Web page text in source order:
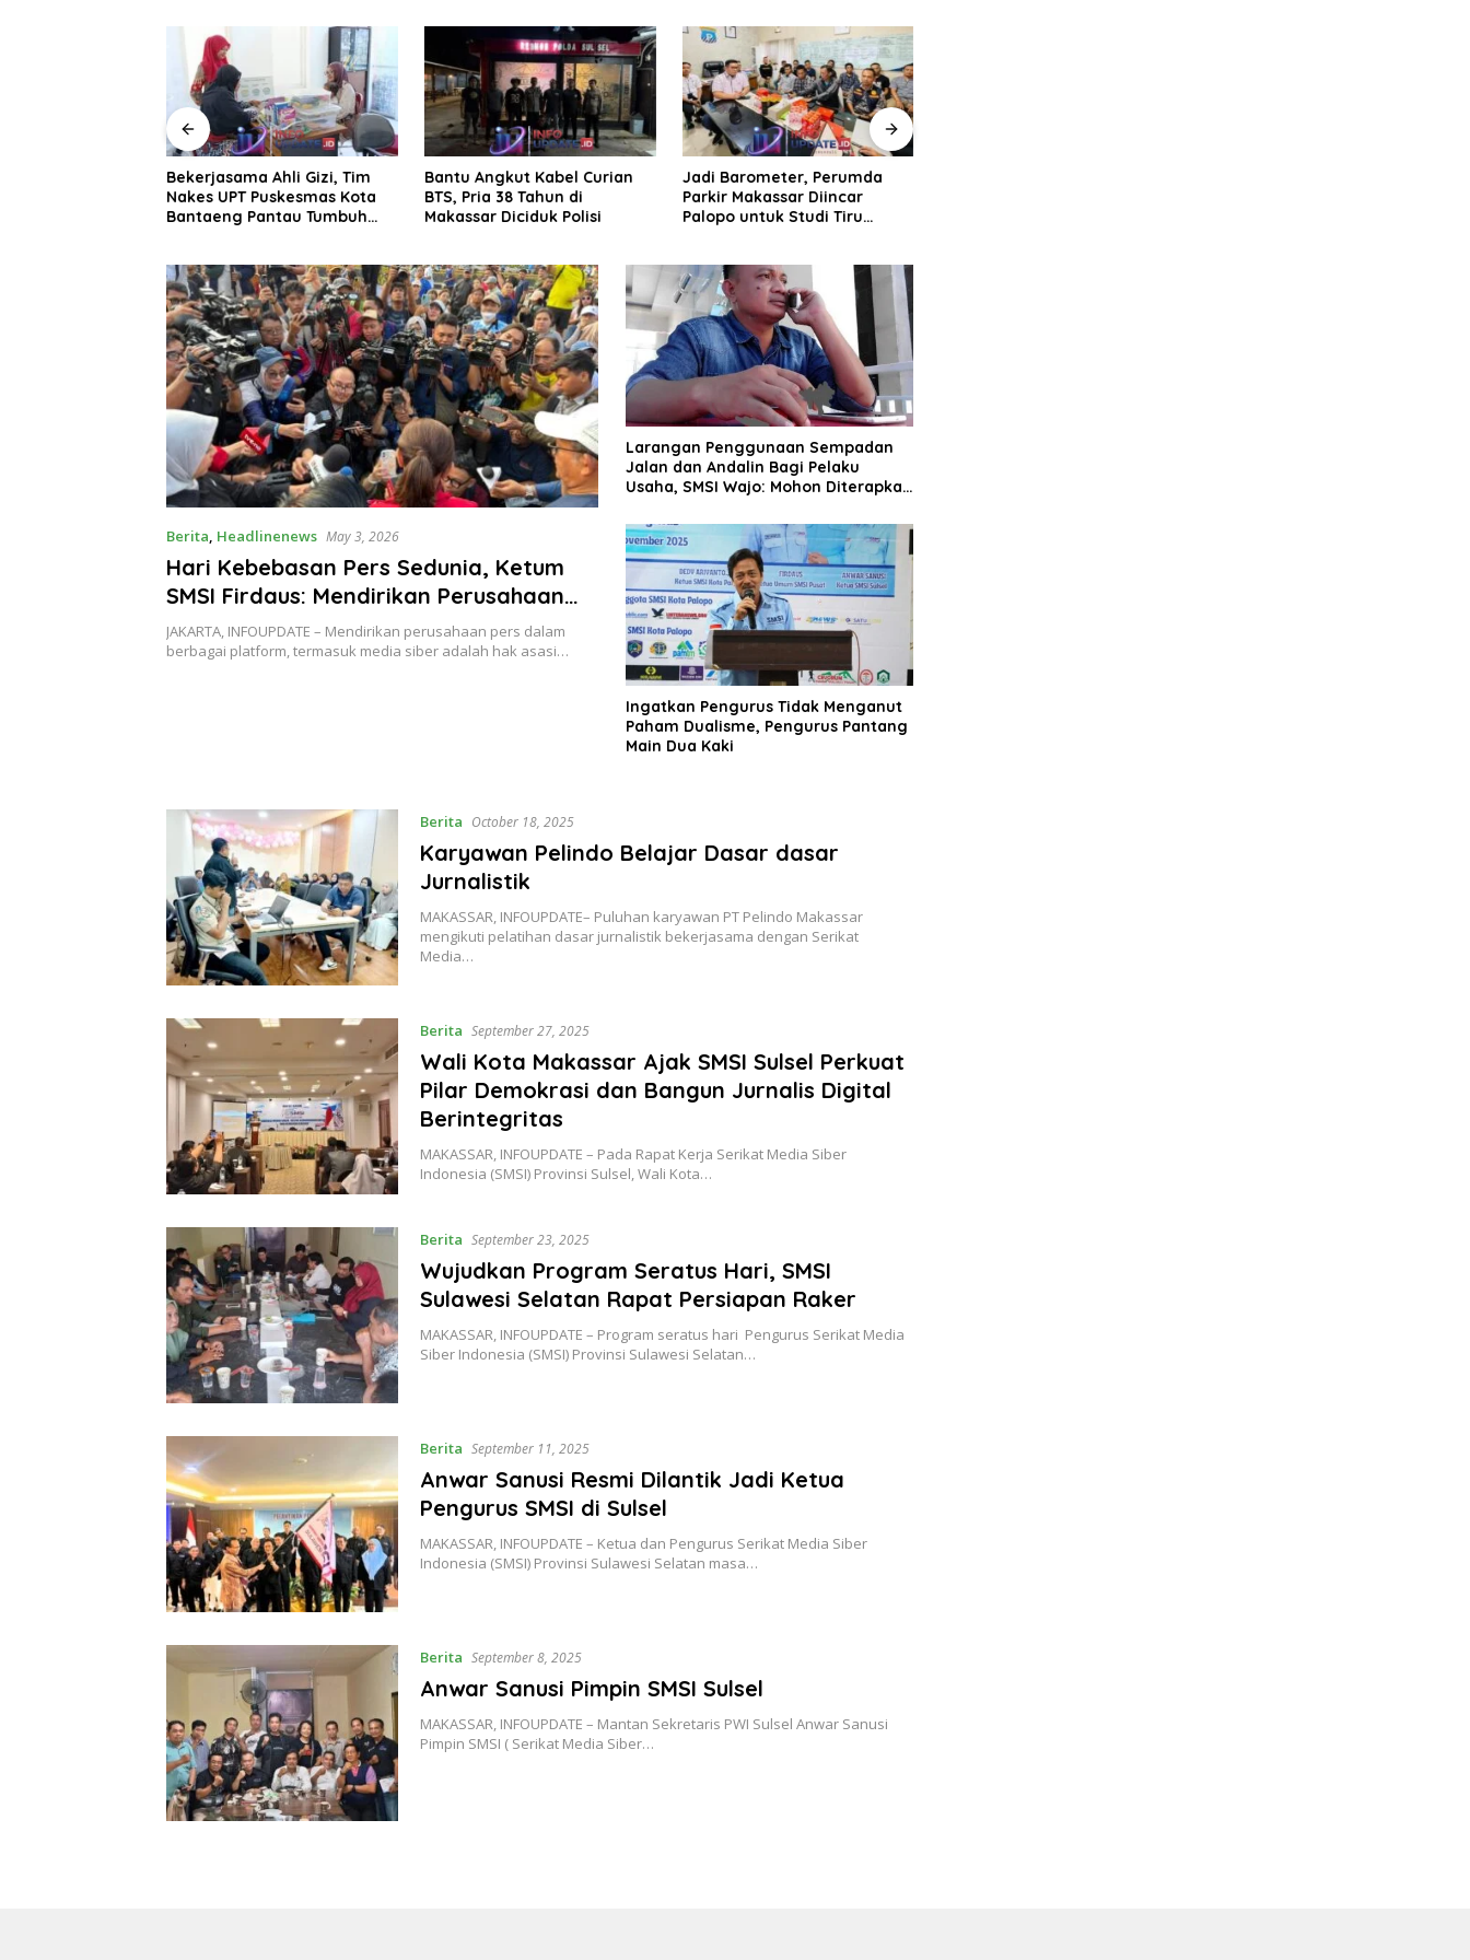
Bantu Angkut Kabel Curian
BTS, Pria 38 Tahun di
Makassar Diciduk Polisi
Jadi Barometer, Perumda
Parkir Makassar Diincar
Palopo untuk Studi Tiru
Koramil 1406-
08/Sabbangparu laksanakan
Karya Bhakti pembersihan
Berita, Headlinenews May 3, 2026
Hari Kebebasan Pers Sedunia, Ketum
SMSI Firdaus: Mendirikan Perusahaan
Pers Adalah Hak Asasi
JAKARTA, INFOUPDATE – Mendirikan perusahaan pers dalam
berbagai platform, termasuk media siber adalah hak asasi…
Larangan Penggunaan Sempadan
Jalan dan Andalin Bagi Pelaku
Usaha, SMSI Wajo: Mohon Diterapkan
Ingatkan Pengurus Tidak Menganut
Paham Dualisme, Pengurus Pantang
Main Dua Kaki
Berita October 18, 2025
Karyawan Pelindo Belajar Dasar dasar
Jurnalistik
MAKASSAR, INFOUPDATE– Puluhan karyawan PT Pelindo Makassar
mengikuti pelatihan dasar jurnalistik bekerjasama dengan Serikat
Media…
Berita September 27, 2025
Wali Kota Makassar Ajak SMSI Sulsel Perkuat
Pilar Demokrasi dan Bangun Jurnalis Digital
Berintegritas
MAKASSAR, INFOUPDATE – Pada Rapat Kerja Serikat Media Siber
Indonesia (SMSI) Provinsi Sulsel, Wali Kota…
Berita September 23, 2025
Wujudkan Program Seratus Hari, SMSI
Sulawesi Selatan Rapat Persiapan Raker
MAKASSAR, INFOUPDATE – Program seratus hari Pengurus Serikat Media
Siber Indonesia (SMSI) Provinsi Sulawesi Selatan…
Berita September 11, 2025
Anwar Sanusi Resmi Dilantik Jadi Ketua
Pengurus SMSI di Sulsel
MAKASSAR, INFOUPDATE – Ketua dan Pengurus Serikat Media Siber
Indonesia (SMSI) Provinsi Sulawesi Selatan masa…
Berita September 8, 2025
Anwar Sanusi Pimpin SMSI Sulsel
MAKASSAR, INFOUPDATE – Mantan Sekretaris PWI Sulsel Anwar Sanusi
Pimpin SMSI ( Serikat Media Siber…